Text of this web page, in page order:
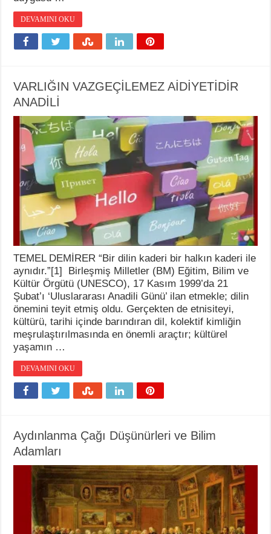
DEVAMINI OKU
VARLIĞIN VAZGEÇİLEMEZ AİDİYETİDİR
ANADİLİ
TEMEL DEMİRER “Bir dilin kaderi bir halkın kaderi ile
aynıdır.”[1] Birleşmiş Milletler (BM) Eğitim, Bilim ve
Kültür Örgütü (UNESCO), 17 Kasım 1999’da 21
Şubat’ı ‘Uluslararası Anadili Günü’ ilan etmekle; dilin
önemini teyit etmiş oldu. Gerçekten de etnisiteyi,
kültürü, tarihi içinde barındıran dil, kolektif kimliğin
meşrulaştırılmasında en önemli araçtır; kültürel
yaşamın …
DEVAMINI OKU
Aydınlanma Çağı Düşünürleri ve Bilim
Adamları